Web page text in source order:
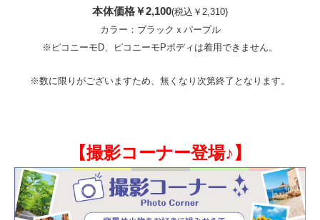
本体価格￥2,100(税込￥2,310)
カラー：ブラックｘパープル
※ピコニーモD、ピコニーモPボディは着用できません。
※数に限りがございますため、無くなり次第終了となります。
【撮影コーナー登場♪】